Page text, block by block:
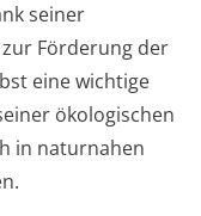
seiner
Förderung der
eine wichtige
ökologischen
in naturnahen